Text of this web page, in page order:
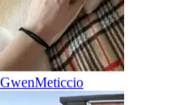
GwenMeticcio